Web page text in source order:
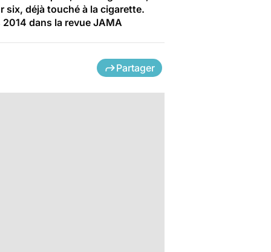
six, déjà touché à la cigarette.
dans la revue JAMA
Partager